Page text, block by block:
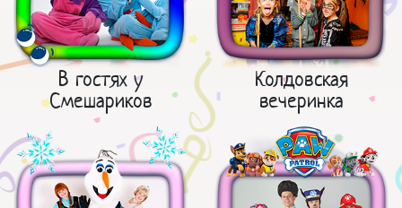
В гостях у
Смешариков
Колдовская
вечеринка